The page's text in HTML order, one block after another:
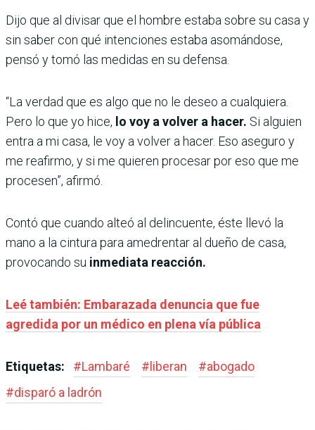
Dijo que al divisar que el hombre estaba sobre su casa y
sin saber con qué intenciones estaba asomándose,
pensó y tomó las medidas en su defensa.
“La verdad que es algo que no le deseo a cualquiera.
Pero lo que yo hice, lo voy a volver a hacer. Si alguien
entra a mi casa, le voy a volver a hacer. Eso aseguro y
me reafirmo, y si me quieren procesar por eso que me
procesen”, afirmó.
Contó que cuando alteó al delincuente, éste llevó la
mano a la cintura para amedrentar al dueño de casa,
provocando su inmediata reacción.
Leé también: Embarazada denuncia que fue
agredida por un médico en plena vía pública
Etiquetas: #Lambaré #liberan #abogado
#disparó a ladrón